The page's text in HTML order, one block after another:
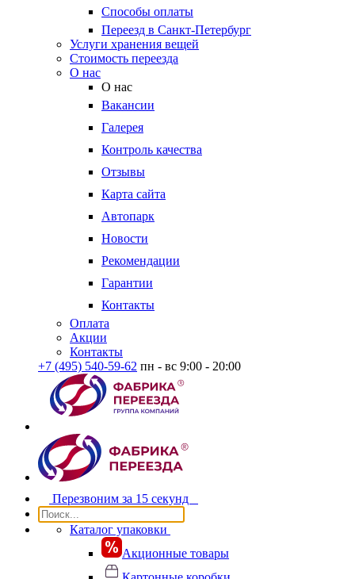
Способы оплаты
Переезд в Санкт-Петербург
Услуги хранения вещей
Стоимость переезда
О нас
О нас
Вакансии
Галерея
Контроль качества
Отзывы
Карта сайта
Автопарк
Новости
Рекомендации
Гарантии
Контакты
Оплата
Акции
Контакты
+7 (495) 540-59-62 пн - вс 9:00 - 20:00
Перезвоним за 15 секунд
Каталог упаковки
Акционные товары